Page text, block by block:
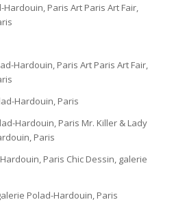
Paris Art Paris Art Fair,
Hardouin, Paris Art Paris Art Fair,
Hardouin, Paris
Hardouin, Paris Mr. Killer & Lady
Paris
Paris Chic Dessin, galerie
Polad-Hardouin, Paris